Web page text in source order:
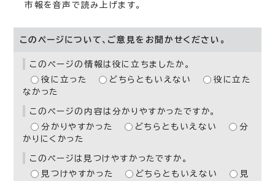
市報を音声で読み上げます。
このページについて、ご意見をお聞かせください。
このページの情報は役に立ちましたか。
役に立った
どちらともいえない
役に立た
なかった
このページの内容は分かりやすかったですか。
分かりやすかった
どちらともいえない
分
かりにくかった
このページは見つけやすかったですか。
見つけやすかった
どちらともいえない
見